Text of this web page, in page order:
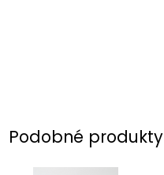
Podobné produkty